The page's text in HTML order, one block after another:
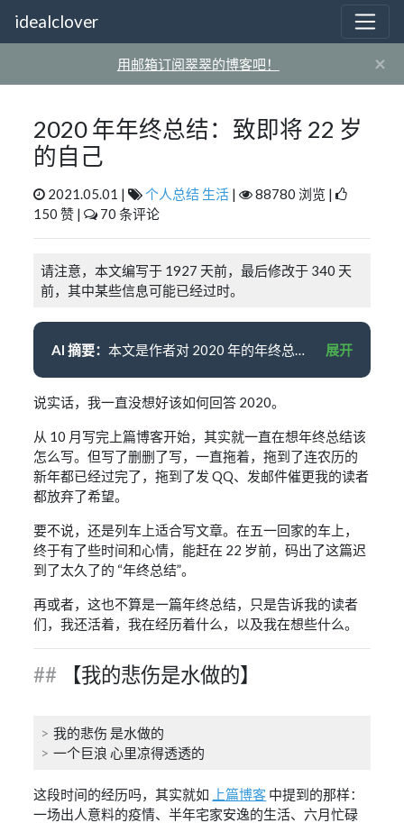
idealclover
用邮箱订阅翠翠的博客吧！ ×
2020 年年终总结：致即将 22 岁
的自己
2021.05.01 | 个人总结 生活 |
88780 浏览 |
150 赞 |
70 条评论
请注意，本文编写于 1927 天前，最后修改于 340 天
前，其中某些信息可能已经过时。
AI 摘要： 本文是作者对 2020 年的年终总结，回顾了一年中的经历和感受。作者从疫情、宅家生活、工作、悲伤、社畜生活、迷茫、成长等方面进行了回顾和思考。在面对压力和挑战时，作者努力适应和对抗，寻求支持和鼓励。尽管生活中有许多困难和迷茫，但作者仍然坚持并相信未来会变得更好。 展开
说实话，我一直没想好该如何回答 2020。
从 10 月写完上篇博客开始，其实就一直在想年终总结该
怎么写。但写了删删了写，一直拖着，拖到了连农历的
新年都已经过完了，拖到了发 QQ、发邮件催更我的读者
都放弃了希望。
要不说，还是列车上适合写文章。在五一回家的车上，
终于有了些时间和心情，能赶在 22 岁前，码出了这篇迟
到了太久了的 “年终总结”。
再或者，这也不算是一篇年终总结，只是告诉我的读者
们，我还活着，我在经历着什么，以及我在想些什么。
【我的悲伤是水做的】
我的悲伤 是水做的
一个巨浪 心里凉得透透的
这段时间的经历吗，其实就如 上篇博客 中提到的那样：
一场出人意料的疫情、半年宅家安逸的生活、六月忙碌